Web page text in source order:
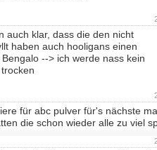
auch klar, dass die den nicht
haben auch hooligans einen
--> ich werde nass kein
für abc pulver für's nächste
die schon wieder alle zu viel